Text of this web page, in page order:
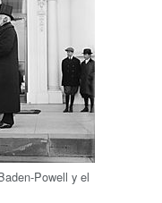
Powell y el